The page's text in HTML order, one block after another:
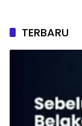
TERBARU